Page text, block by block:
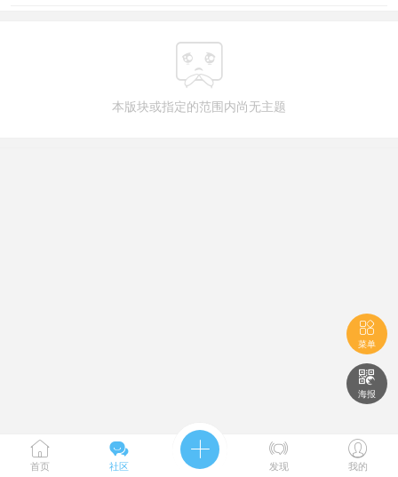

本版块或指定的范围内尚无主题

菜单

海报

首页

社区
 
发现

我的